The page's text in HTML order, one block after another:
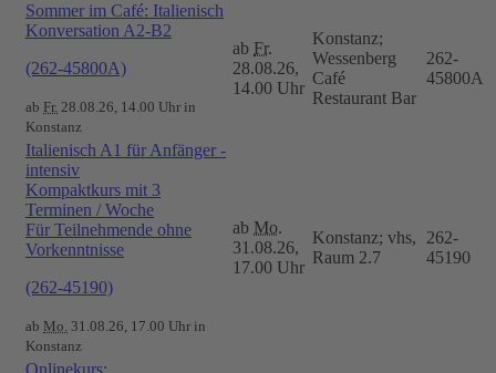
Sommer im Café: Italienisch
Konversation A2-B2
(262-45800A)
ab Fr. 28.08.26, 14.00 Uhr in
Konstanz
ab Fr.
28.08.26,
14.00 Uhr
Konstanz;
Wessenberg
Café
Restaurant Bar
262-
45800A
Italienisch A1 für Anfänger -
intensiv
Kompaktkurs mit 3
Terminen / Woche
Für Teilnehmende ohne
Vorkenntnisse
(262-45190)
ab Mo. 31.08.26, 17.00 Uhr in
Konstanz
ab Mo.
31.08.26,
17.00 Uhr
Konstanz; vhs,
Raum 2.7
262-
45190